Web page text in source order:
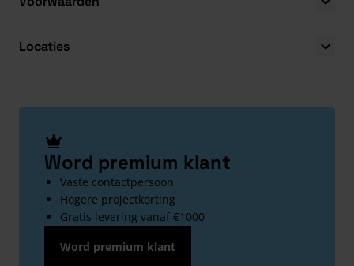
Locaties
Word premium klant
Vaste contactpersoon
Hogere projectkorting
Gratis levering vanaf €1000
Word premium klant